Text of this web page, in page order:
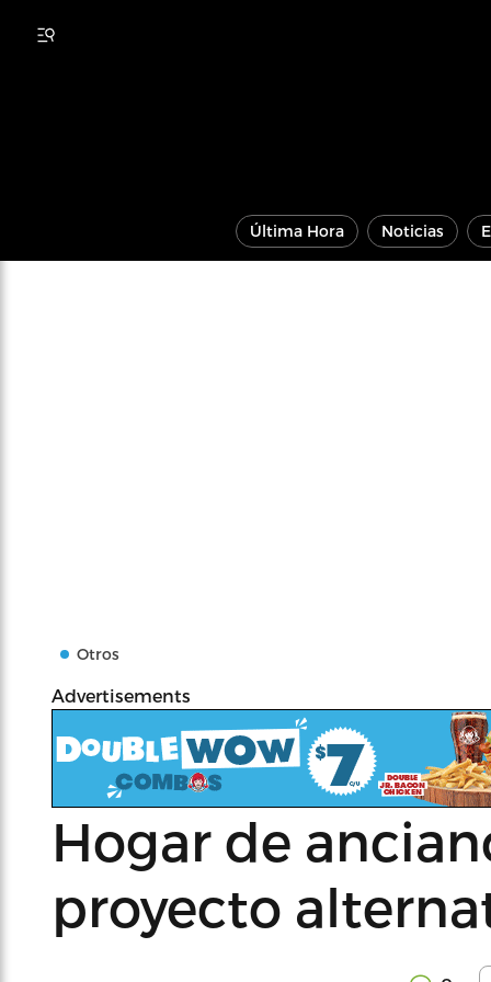
Última Hora Noticias
Otros
Advertisements
Hogar de
proyecto